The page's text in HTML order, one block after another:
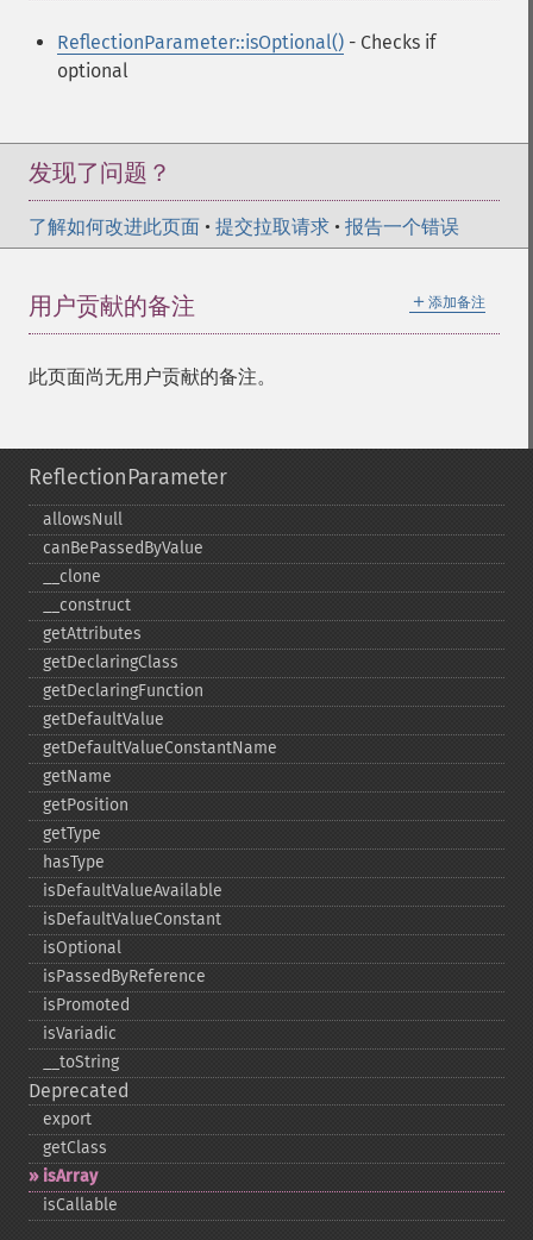
ReflectionParameter::isOptional() - Checks if
optional
发现了问题？
了解如何改进此页面 • 提交拉取请求 • 报告一个错误
＋ 添加备注
用户贡献的备注
此页面尚无用户贡献的备注。
ReflectionParameter
allowsNull
canBePassedByValue
_​_​clone
_​_​construct
getAttributes
getDeclaringClass
getDeclaringFunction
getDefaultValue
getDefaultValueConstantName
getName
getPosition
getType
hasType
isDefaultValueAvailable
isDefaultValueConstant
isOptional
isPassedByReference
isPromoted
isVariadic
_​_​toString
Deprecated
export
getClass
isArray
isCallable